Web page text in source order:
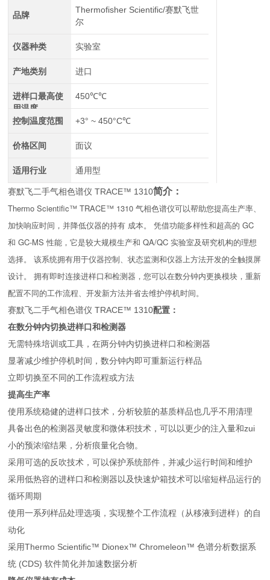
品牌
Thermofisher Scientific/赛默飞世
尔
仪器种类 实验室
产地类别 进口
进样口最高使
用温度
450℃℃
控制温度范围 +3° ~ 450°C℃
价格区间 面议
适用行业 通用型
赛默飞二手气相色谱仪 TRACE™ 1310简介：
Thermo Scientific™ TRACE™ 1310 气相色谱仪可以帮助您提高生产率、
加快响应时间，并降低仪器的持有 成本。 凭借功能多样性和超高的 GC
和 GC-MS 性能，它是较大规模生产和 QA/QC 实验室及研究机构的理想
选择。 该系统拥有用于仪器控制、状态监测和仪器上方法开发的全触摸屏
设计。 拥有即时连接进样口和检测器，您可以在数分钟内更换模块，重新
配置不同的工作流程、开发新方法并省去维护停机时间。
赛默飞二手气相色谱仪 TRACE™ 1310配置：
在数分钟内切换进样口和检测器
无需特殊培训或工具，在两分钟内切换进样口和检测器
显著减少维护停机时间，数分钟内即可重新运行样品
立即切换至不同的工作流程或方法
提高生产率
使用系统稳健的进样口技术，分析较脏的基质样品也几乎不用清理
具备出色的检测器灵敏度和微体积技术，可以以更少的注入量和zui
小的预浓缩结果，分析痕量化合物。
采用可选的反吹技术，可以保护系统部件，并减少运行时间和维护
采用低热容的进样口和检测器以及快速炉箱技术可以缩短样品运行的
循环周期
使用一系列样品处理选项，实现整个工作流程（从移液到进样）的自
动化
采用Thermo Scientific™ Dionex™ Chromeleon™ 色谱分析数据系
统 (CDS) 软件简化并加速数据分析